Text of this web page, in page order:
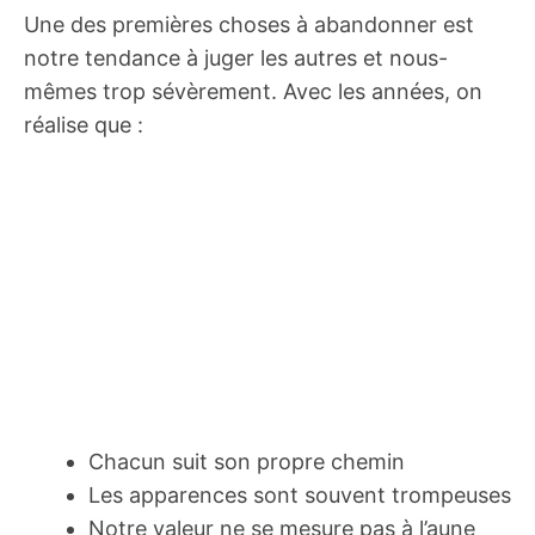
Une des premières choses à abandonner est
notre tendance à juger les autres et nous-
mêmes trop sévèrement. Avec les années, on
réalise que :
Chacun suit son propre chemin
Les apparences sont souvent trompeuses
Notre valeur ne se mesure pas à l’aune